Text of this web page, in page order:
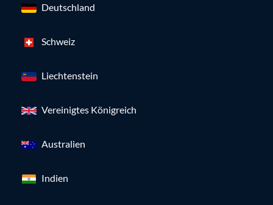
Deutschland
Schweiz
Liechtenstein
Vereinigtes Königreich
Australien
Indien